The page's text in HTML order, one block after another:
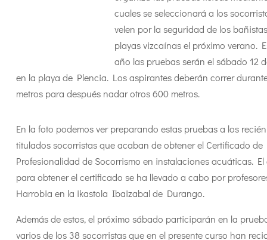
cuales se seleccionará a los
velen por la seguridad de los
playas vizcaínas el próximo verano.
año las pruebas serán el sábado 12
en la playa de Plencia. Los aspirantes deberán correr
metros para después nadar otros 600 metros.
En la foto podemos ver preparando estas pruebas a los recién
titulados socorristas que acaban de obtener el Certificado de
Profesionalidad de Socorrismo en instalaciones acuáticas. El
para obtener el certificado se ha llevado a cabo por
Harrobia en la ikastola Ibaizabal de Durango.
Además de estos, el próximo sábado participarán en la
varios de los 38 socorristas que en el presente curso han